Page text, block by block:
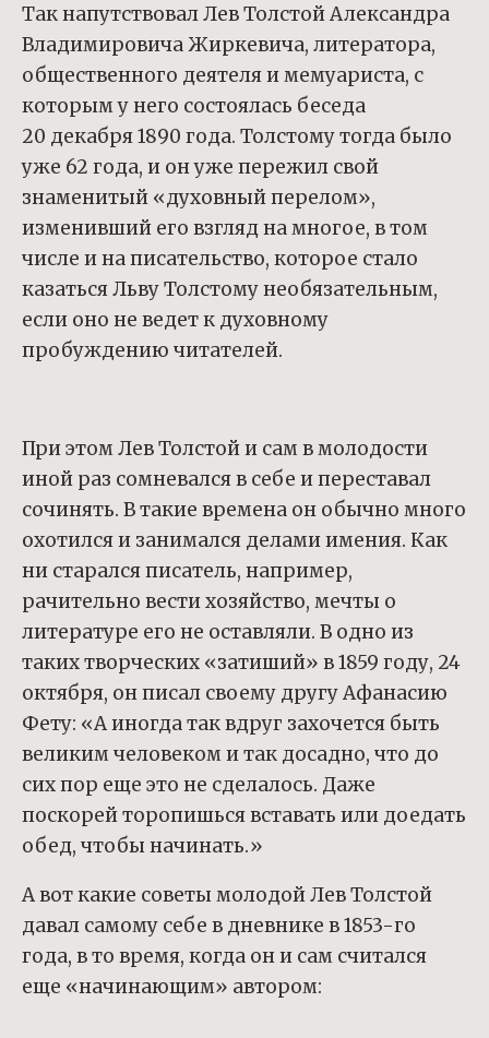
Так напутствовал Лев Толстой Александра
Владимировича Жиркевича, литератора,
общественного деятеля и мемуариста, с
которым у него состоялась беседа
20 декабря 1890 года. Толстому тогда было
уже 62 года, и он уже пережил свой
знаменитый «духовный перелом»,
изменивший его взгляд на многое, в том
числе и на писательство, которое стало
казаться Льву Толстому необязательным,
если оно не ведет к духовному
пробуждению читателей.
При этом Лев Толстой и сам в молодости
иной раз сомневался в себе и переставал
сочинять. В такие времена он обычно много
охотился и занимался делами имения. Как
ни старался писатель, например,
рачительно вести хозяйство, мечты о
литературе его не оставляли. В одно из
таких творческих «затиший» в 1859 году, 24
октября, он писал своему другу Афанасию
Фету: «А иногда так вдруг захочется быть
великим человеком и так досадно, что до
сих пор еще это не сделалось. Даже
поскорей торопишься вставать или доедать
обед, чтобы начинать.»
А вот какие советы молодой Лев Толстой
давал самому себе в дневнике в 1853-го
года, в то время, когда он и сам считался
еще «начинающим» автором: